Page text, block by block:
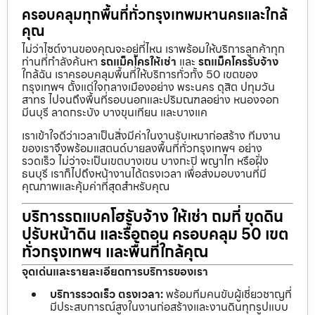
ครอบคลุมทุกพื้นที่ทั่วกรุงเทพมหานครและใกล้
คุณ
ไม่ว่าไซต์งานของคุณจะอยู่ที่ไหน เราพร้อมให้บริการลูกค้าทุก
ท่านที่กำลังค้นหา รถแม็คโครให้เช่า และ รถแม็คโครรับจ้าง
ใกล้ฉัน เราครอบคลุมพื้นที่ให้บริการทั่วทั้ง 50 เขตของ
กรุงเทพฯ ตั้งแต่ใจกลางเมืองอย่าง พระนคร ดุสิต ปทุมวัน
สาทร ไปจนถึงพื้นที่รอบนอกและปริมณฑลอย่าง หนองจอก
มีนบุรี ลาดกระบัง บางขุนเทียน และบางแค
เราเข้าใจดีว่าเวลาเป็นสิ่งมีค่าในงานรับเหมาก่อสร้าง ทีมงาน
ของเราจึงพร้อมแสตนด์บายลงพื้นที่ทั่วกรุงเทพฯ อย่าง
รวดเร็ว ไม่ว่าจะเป็นเขตบางเขน บางกะปิ พญาไท หรือฝั่ง
ธนบุรี เราก็ไปถึงหน้างานได้ตรงเวลา เพื่อส่งมอบงานที่มี
คุณภาพและคุ้มค่าที่สุดสำหรับคุณ
บริการรถแบคโฮรับจ้าง ให้เช่า ถมที่ ขุดดิน
ปรับหน้าดิน และรื้อถอน ครอบคลุม 50 เขต
ทั่วกรุงเทพฯ และพื้นที่ใกล้คุณ
จุดเด่นและรายละเอียดการบริการของเรา
บริการรวดเร็ว ตรงเวลา:พร้อมทีมคนขับผู้เชี่ยวชาญที่
มีประสบการณ์สูงในงานก่อสร้างและงานดินทุกรูปแบบ